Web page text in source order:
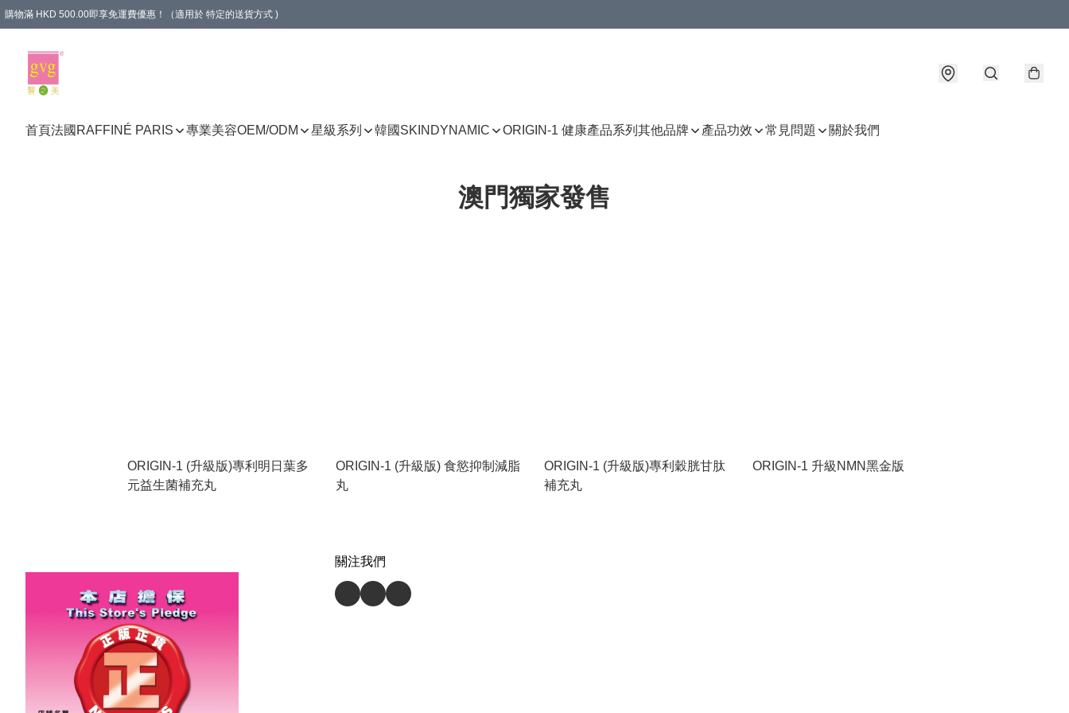
購物滿 HKD 500.00即享免運費優惠！（適用於 特定的送貨方式 )
首頁法國RAFFINÉ PARIS 專業美容OEM/ODM 星級系列 韓國SKINDYNAMIC ORIGIN-1 健康產品系列 其他品牌 產品功效 常見問題 關於我們
澳門獨家發售
ORIGIN-1 (升級版)專利明日葉多
元益生菌補充丸
ORIGIN-1 (升級版) 食慾抑制減脂
丸
ORIGIN-1 (升級版)專利穀胱甘肽
補充丸
ORIGIN-1 升級NMN黑金版
關注我們